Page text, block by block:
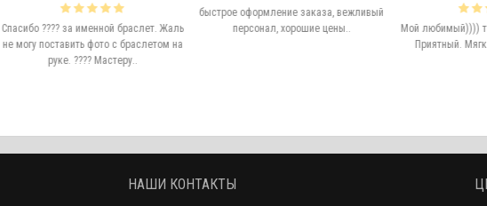
Спасибо ???? за именной браслет. Жаль
не могу поставить фото с браслетом на
руке. ???? Мастеру..
быстрое оформление заказа, вежливый
персонал, хорошие цены..
Мой любимый))))
Приятный.
НАШИ КОНТАКТЫ